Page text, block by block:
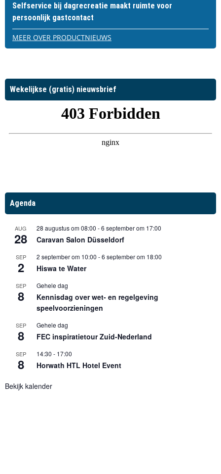
Selfservice bij dagrecreatie maakt ruimte voor
persoonlijk gastcontact
MEER OVER PRODUCTNIEUWS
Wekelijkse (gratis) nieuwsbrief
Agenda
AUG
28
28 augustus om 08:00 -6 september om 17:00
Caravan Salon Düsseldorf
SEP
2
2 september om 10:00 -6 september om 18:00
Hiswa te Water
SEP
8
Gehele dag
Kennisdag over wet- en regelgeving
speelvoorzieningen
SEP
8
Gehele dag
FEC inspiratietour Zuid-Nederland
SEP
8
14:30 - 17:00
Horwath HTL Hotel Event
Bekijk kalender